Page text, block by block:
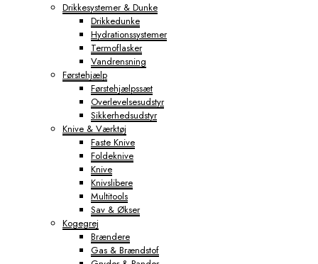
Drikkesystemer & Dunke
Drikkedunke
Hydrationssystemer
Termoflasker
Vandrensning
Førstehjælp
Førstehjælpssæt
Overlevelsesudstyr
Sikkerhedsudstyr
Knive & Værktøj
Faste Knive
Foldeknive
Knive
Knivslibere
Multitools
Sav & Økser
Kogegrej
Brændere
Gas & Brændstof